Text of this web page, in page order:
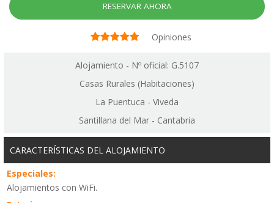
RESERVAR AHORA
Opiniones
Alojamiento - Nº oficial: G.5107
Casas Rurales (Habitaciones)
La Puentuca - Viveda
Santillana del Mar - Cantabria
CARACTERÍSTICAS DEL ALOJAMIENTO
Especiales:
Alojamientos con WiFi.